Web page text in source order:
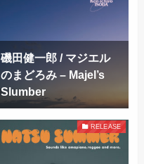
磯田健一郎 / マジエル
のまどろみ – Majel’s
Slumber
RELEASE